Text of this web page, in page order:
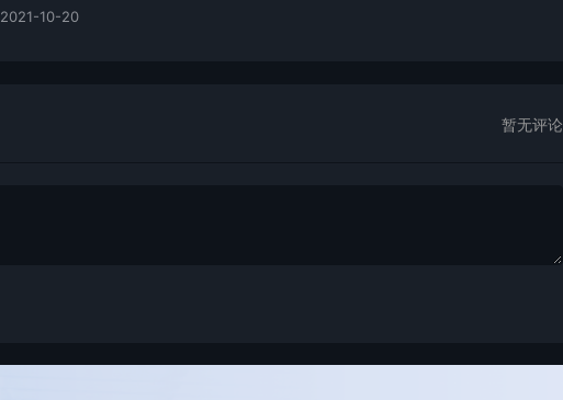
2021-10-20
暂无评论